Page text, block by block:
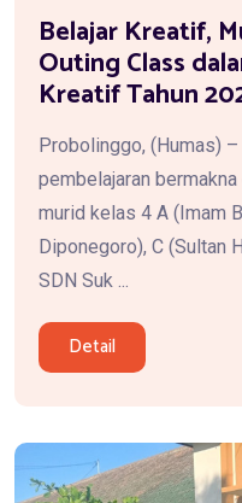
Belajar Kreatif,
Outing Class
Kreatif Tahun
Probolinggo, (Humas)
pembelajaran
murid kelas 4 A (Imam
Diponegoro), C (Sultan
SDN Suk ...
Detail